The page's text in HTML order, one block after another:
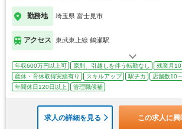
勤務地 埼玉県 富士見市
アクセス 東武東上線 鶴瀬駅
年収600万円以上可 原則、引越しを伴う転勤なし
残業月
産休・育休取得実績有り
スキルアップ 駅チカ 店舗数10
年間休日120日以上
管理職候補
求人の詳細を見る この求人に興